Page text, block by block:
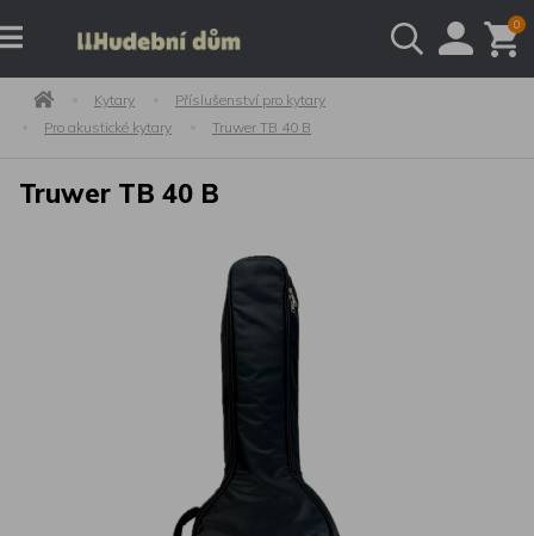
0
Kytary
Příslušenství pro kytary
Pro akustické kytary
Truwer TB 40 B
Truwer TB 40 B